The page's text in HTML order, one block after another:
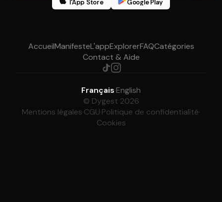
l'App Store Google Play
AccueilManifesteL'appExplorerFAQCatégories
Contact & Aide
Français·English
© Dygest 2026
Mentions légales·CGU·Politique de confidentialité·
Cookies